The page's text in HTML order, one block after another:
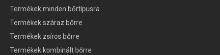
Termékek minden bőrtípusra
Termékek száraz bőrre
Termékek zsíros bőrre
Termékek kombinált bőrre